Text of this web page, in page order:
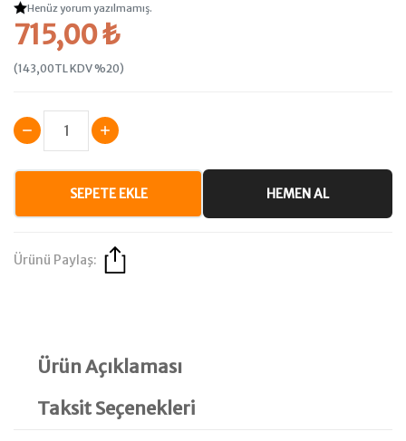
Henüz yorum yazılmamış.
715,00 ₺
(143,00TL KDV %20)
SEPETE EKLE HEMEN AL
Ürünü Paylaş:
Ürün Açıklaması
Taksit Seçenekleri